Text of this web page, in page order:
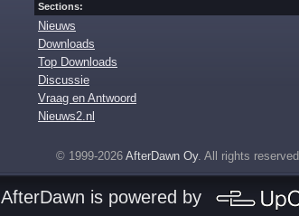
Sections:
Nieuws
Downloads
Top Downloads
Discussie
Vraag en Antwoord
Nieuws2.nl
© 1999-2026 AfterDawn Oy. All rights reserved
AfterDawn is powered by